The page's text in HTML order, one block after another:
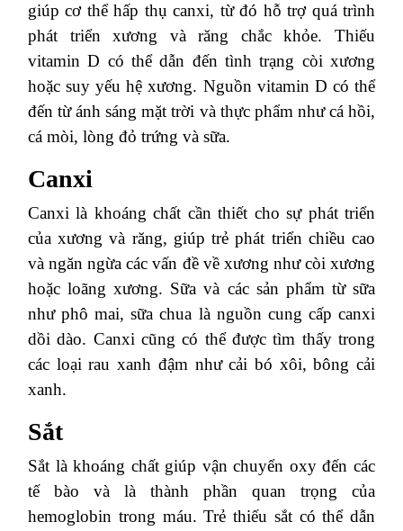
giúp cơ thể hấp thụ canxi, từ đó hỗ trợ quá trình
phát triển xương và răng chắc khỏe. Thiếu
vitamin D có thể dẫn đến tình trạng còi xương
hoặc suy yếu hệ xương. Nguồn vitamin D có thể
đến từ ánh sáng mặt trời và thực phẩm như cá hồi,
cá mòi, lòng đỏ trứng và sữa.
Canxi
Canxi là khoáng chất cần thiết cho sự phát triển
của xương và răng, giúp trẻ phát triển chiều cao
và ngăn ngừa các vấn đề về xương như còi xương
hoặc loãng xương. Sữa và các sản phẩm từ sữa
như phô mai, sữa chua là nguồn cung cấp canxi
dồi dào. Canxi cũng có thể được tìm thấy trong
các loại rau xanh đậm như cải bó xôi, bông cải
xanh.
Sắt
Sắt là khoáng chất giúp vận chuyển oxy đến các
tế bào và là thành phần quan trọng của
hemoglobin trong máu. Trẻ thiếu sắt có thể dẫn